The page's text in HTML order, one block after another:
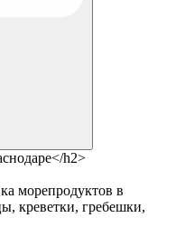
h2>
морепродуктов в
креветки, гребешки,